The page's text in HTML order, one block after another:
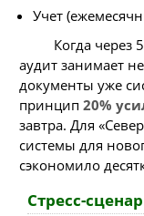
Учет
Когда через
аудит занимает
документы уже
принцип 20%
завтра. Для
системы для
сэкономило
Стресс-